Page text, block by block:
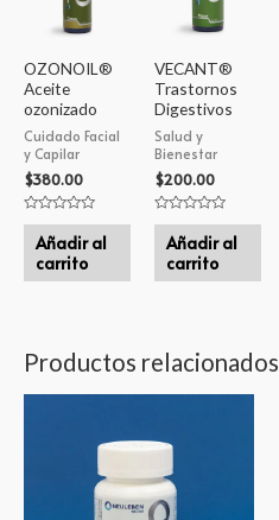
OZONOIL®
Aceite
ozonizado
Cuidado Facial
y Capilar
$380.00
Valorado
Añadir al
carrito
VECANT®
Trastornos
Digestivos
Salud y
Bienestar
$200.00
Valorado
Añadir al
carrito
Productos relacionados